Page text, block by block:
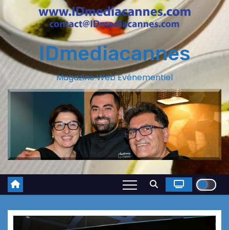
IDmediacannes
Magazine Web Evénementiel